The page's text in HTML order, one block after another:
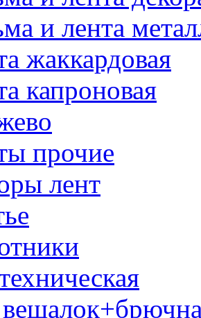
и лента
жаккардовая
капроновая
прочие
лент